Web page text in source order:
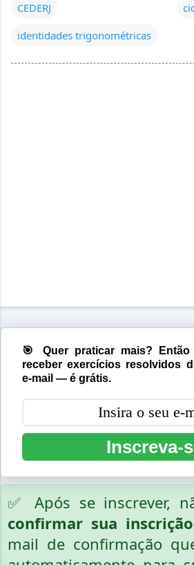
CEDERJ
identidades trigonométricas
🎯 Quer praticar mais? Então
receber exercícios resolvidos
e-mail — é grátis.
Inscreva-
✅ Após se inscrever,
confirmar sua inscrição
mail de confirmação